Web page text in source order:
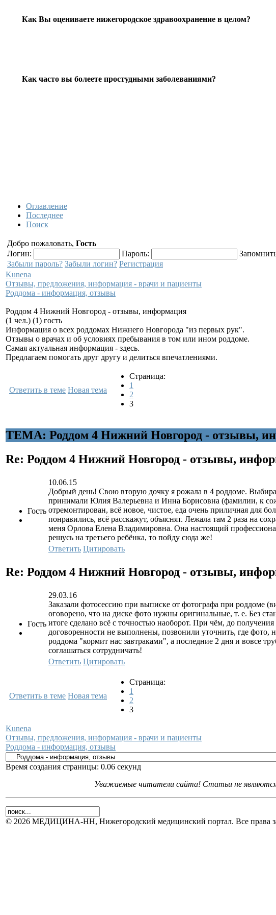
Как Вы оцениваете нижегородское здравоохранение в целом?
Как часто вы болеете простудными заболеваниями?
Оглавление
Последнее
Поиск
Добро пожаловать, Гость
Логин:
Пароль:
Забыли пароль? Забыли логин? Регистрация
Kunena
Отзывы, предложения, информация - врачи и пациенты
Роддома - информация, отзывы
Роддом 4 Нижний Новгород - отзывы, информация
(1 чел.) (1) гость
Информация о всех роддомах Нижнего Новгорода "из первых рук".
Отзывы о врачах и об условиях пребывания в том или ином роддоме.
Самая актуальная информация - здесь.
Предлагаем помогать друг другу и делиться впечатлениями.
Ответить в теме Новая тема
Страница:
1
2
3
ТЕМА: Роддом 4 Нижний Новгород - отзывы,
Re: Роддом 4 Нижний Новгород - отзывы,
Гость
10.06.15
Добрый день! Свою вторую дочку я рожала в 4 роддоме.
принимали Юлия Валерьевна и Инна Борисовна (фамилии, к
отремонтирован, всё новое, чистое, еда очень приличная для
понравились, всё расскажут, объяснят. Лежала там 2 раза на
меня Орлова Елена Владимировна. Она настоящий
решусь на третьего ребёнка, то пойду сюда же!
Ответить Цитировать
Re: Роддом 4 Нижний Новгород - отзывы,
Гость
29.03.16
Заказали фотосессию при выписке от фотографа при роддоме
оговорено, что на диске фото нужны оригинальные, т. е. Без
итоге сделано всё с точностью наоборот. При чём, до
договоренности не выполнены, позвонили уточнить, где
роддома "кормит нас завтраками", а последние 2 дня и вовсе
соглашаться сотрудничать!
Ответить Цитировать
Ответить в теме Новая тема
Страница:
1
2
3
Kunena
Отзывы, предложения, информация - врачи и пациенты
Роддома - информация, отзывы
Время создания страницы: 0.06 секунд
Уважаемые читатели сайта! Статьи не являются
© 2026 МЕДИЦИНА-НН, Нижегородский медицинский портал. Все права